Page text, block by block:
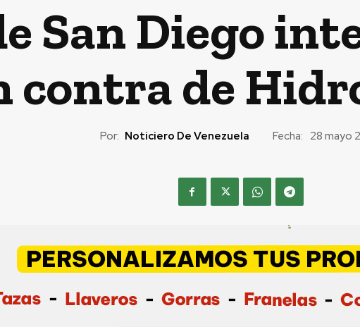
San Diego
contra de
Por: Noticiero De Venezuela Fecha: 28 mayo